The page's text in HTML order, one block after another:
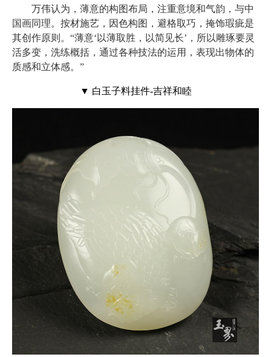
万伟认为，薄意的构图布局，注重意境和气韵，与中
国画同理。按材施艺，因色构图，避格取巧，掩饰瑕疵是
其创作原则。“薄意‘以薄取胜，以简见长’，所以雕琢要灵
活多变，洗练概括，通过各种技法的运用，表现出物体的
质感和立体感。”
▼ 白玉子料挂件-吉祥和睦